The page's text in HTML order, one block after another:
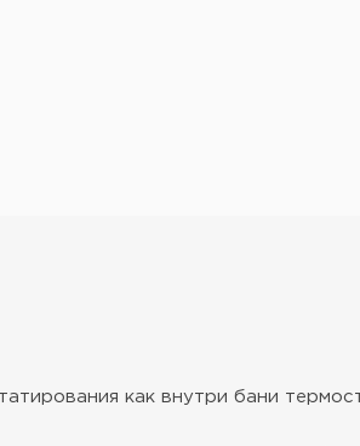
как внутри бани